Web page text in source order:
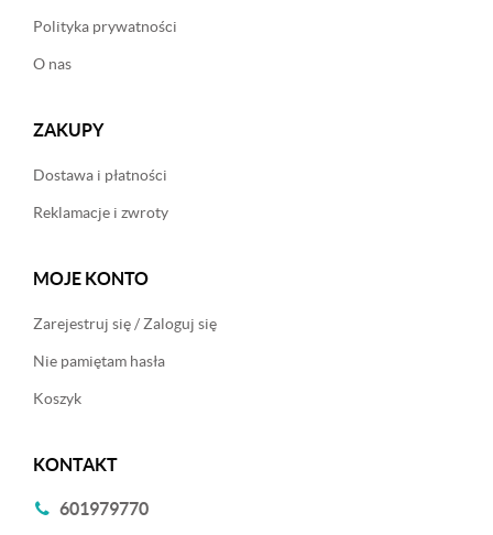
Polityka prywatności
O nas
ZAKUPY
Dostawa i płatności
Reklamacje i zwroty
MOJE KONTO
Zarejestruj się / Zaloguj się
Nie pamiętam hasła
Koszyk
KONTAKT
601979770